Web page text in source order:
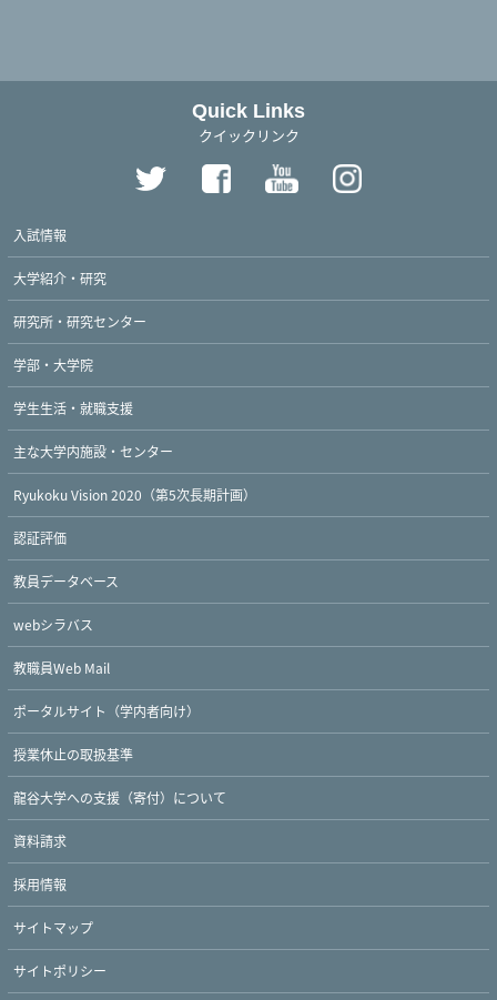
Quick Links
クイックリンク
入試情報
大学紹介・研究
研究所・研究センター
学部・大学院
学生生活・就職支援
主な大学内施設・センター
Ryukoku Vision 2020（第5次長期計画）
認証評価
教員データベース
webシラバス
教職員Web Mail
ポータルサイト（学内者向け）
授業休止の取扱基準
龍谷大学への支援（寄付）について
資料請求
採用情報
サイトマップ
サイトポリシー